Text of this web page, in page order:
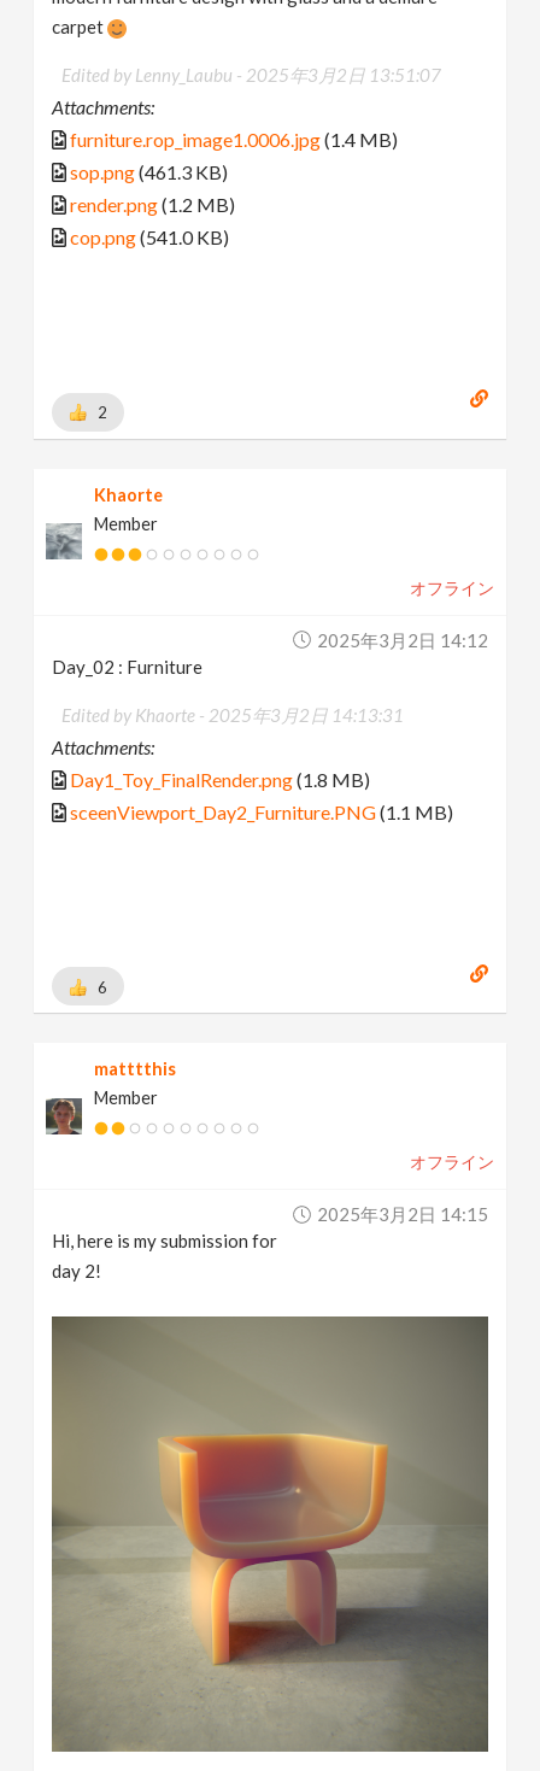
carpet
Edited by Lenny_Laubu - 2025年3月2日 13:51:07
Attachments:
furniture.rop_image1.0006.jpg(1.4 MB)
sop.png(461.3 KB)
render.png(1.2 MB)
cop.png(541.0 KB)
2
Khaorte
Member
オフライン
2025年3月2日 14:12
Day_02 : Furniture
Edited by Khaorte - 2025年3月2日 14:13:31
Attachments:
Day1_Toy_FinalRender.png(1.8 MB)
sceenViewport_Day2_Furniture.PNG(1.1 MB)
6
matttthis
Member
オフライン
2025年3月2日 14:15
Hi, here is my submission for
day 2!